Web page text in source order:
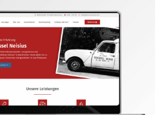
fuchs.de